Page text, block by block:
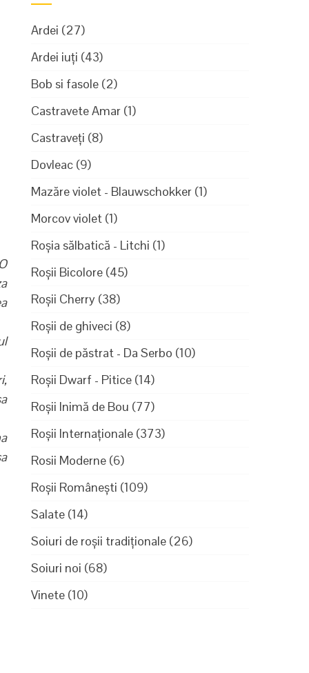
Ardei (27)
Ardei iuți (43)
Bob si fasole (2)
Castravete Amar (1)
Castraveți (8)
Dovleac (9)
Mazăre violet - Blauwschokker (1)
Morcov violet (1)
Roșia sălbatică - Litchi (1)
Roșii Bicolore (45)
Roșii Cherry (38)
Roșii de ghiveci (8)
Roșii de păstrat - Da Serbo (10)
Roșii Dwarf - Pitice (14)
Roșii Inimă de Bou (77)
Roșii Internaționale (373)
Rosii Moderne (6)
Roșii Românești (109)
Salate (14)
Soiuri de roșii tradiționale (26)
Soiuri noi (68)
Vinete (10)